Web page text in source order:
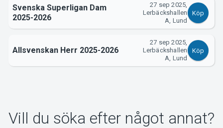
Om Tickster
Svenska Superligan Dam
2025-2026
27 sep 2025,
Lerbäckshallen
A, Lund
Köp
Allsvenskan Herr 2025-2026
27 sep 2025,
Lerbäckshallen
A, Lund
Köp
Vill du söka efter något annat?